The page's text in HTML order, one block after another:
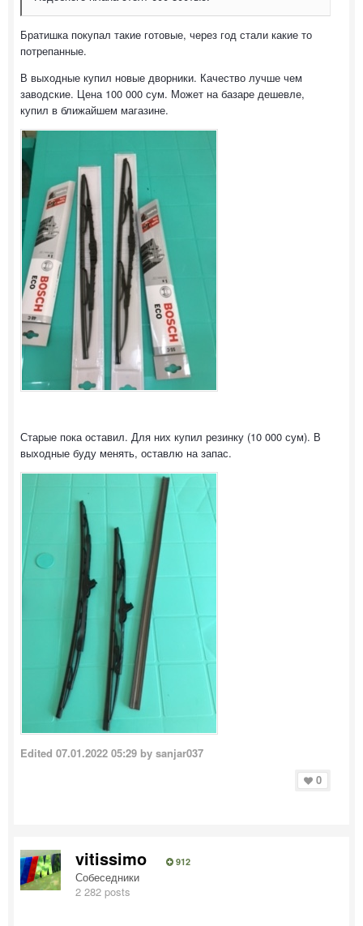
Братишка покупал такие готовые, через год стали какие то
потрепанные.
В выходные купил новые дворники. Качество лучше чем
заводские. Цена 100 000 сум. Может на базаре дешевле,
купил в ближайшем магазине.
Старые пока оставил. Для них купил резинку (10 000 сум). В
выходные буду менять, оставлю на запас.
Edited 07.01.2022 05:29 by sanjar037
0
vitissimo 912
Собеседники
2 282 posts